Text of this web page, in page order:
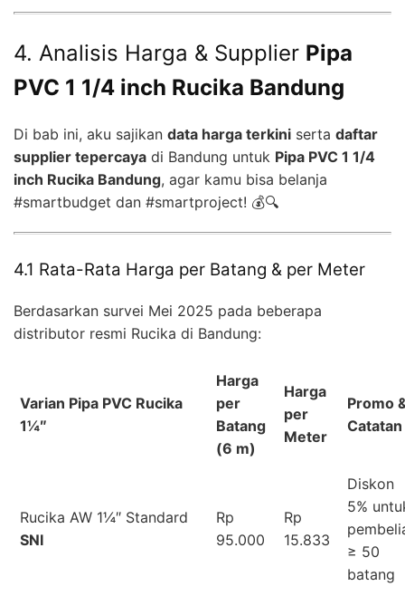
4. Analisis Harga & Supplier Pipa
PVC 1 1/4 inch Rucika Bandung
Di bab ini, aku sajikan data harga terkini serta daftar
supplier tepercaya di Bandung untuk Pipa PVC 1 1/4
inch Rucika Bandung, agar kamu bisa belanja
#smartbudget dan #smartproject! 💰🔍
4.1 Rata-Rata Harga per Batang & per Meter
Berdasarkan survei Mei 2025 pada beberapa
distributor resmi Rucika di Bandung:
Varian Pipa PVC Rucika
1¼″
Harga
per
Batang
(6 m)
Harga
per
Meter
Promo
Catatan
Rucika AW 1¼″ Standard
SNI
Rp
95.000
Rp
15.833
Diskon
5%
≥ 50
batang